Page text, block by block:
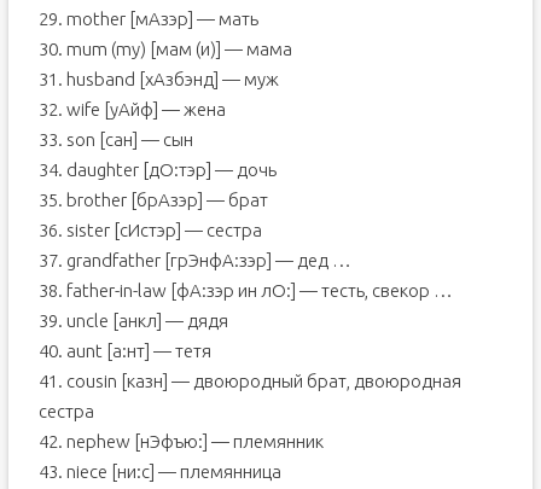
29. mother [мАзэр] — мать
30. mum (my) [мам (и)] — мама
31. husband [хАзбэнд] — муж
32. wife [уАйф] — жена
33. son [сан] — сын
34. daughter [дО:тэр] — дочь
35. brother [брАзэр] — брат
36. sister [сИстэр] — сестра
37. grandfather [грЭнфА:зэр] — дед …
38. father-in-law [фА:зэр ин лО:] — тесть, свекор …
39. uncle [анкл] — дядя
40. aunt [а:нт] — тетя
41. cousin [казн] — двоюродный брат, двоюродная
сестра
42. nephew [нЭфъю:] — племянник
43. niece [ни:с] — племянница